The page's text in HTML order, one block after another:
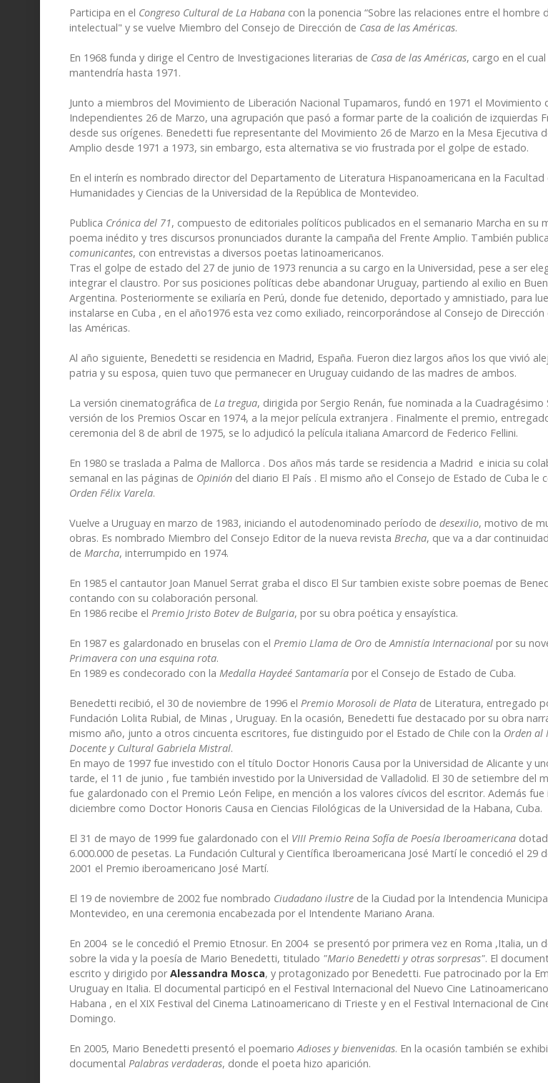
Participa en el Congreso Cultural de La Habana con la ponencia “Sobre las relaciones entre el hombre
intelectual" y se vuelve Miembro del Consejo de Dirección de Casa de las Américas.
En 1968 funda y dirige el Centro de Investigaciones literarias de Casa de las Américas, cargo en el cual
mantendría hasta 1971.
Junto a miembros del Movimiento de Liberación Nacional Tupamaros, fundó en 1971 el Movimiento
Independientes 26 de Marzo, una agrupación que pasó a formar parte de la coalición de izquierdas
desde sus orígenes. Benedetti fue representante del Movimiento 26 de Marzo en la Mesa Ejecutiva
Amplio desde 1971 a 1973, sin embargo, esta alternativa se vio frustrada por el golpe de estado.
En el interín es nombrado director del Departamento de Literatura Hispanoamericana en la Facultad
Humanidades y Ciencias de la Universidad de la República de Montevideo.
Publica Crónica del 71, compuesto de editoriales políticos publicados en el semanario Marcha en su
poema inédito y tres discursos pronunciados durante la campaña del Frente Amplio. También publica
comunicantes, con entrevistas a diversos poetas latinoamericanos.
Tras el golpe de estado del 27 de junio de 1973 renuncia a su cargo en la Universidad, pese a ser
integrar el claustro. Por sus posiciones políticas debe abandonar Uruguay, partiendo al exilio en
Argentina. Posteriormente se exiliaría en Perú, donde fue detenido, deportado y amnistiado, para
instalarse en Cuba , en el año1976 esta vez como exiliado, reincorporándose al Consejo de Dirección
las Américas.
Al año siguiente, Benedetti se residencia en Madrid, España. Fueron diez largos años los que vivió
patria y su esposa, quien tuvo que permanecer en Uruguay cuidando de las madres de ambos.
La versión cinematográfica de La tregua, dirigida por Sergio Renán, fue nominada a la Cuadragésimo
versión de los Premios Oscar en 1974, a la mejor película extranjera . Finalmente el premio,
ceremonia del 8 de abril de 1975, se lo adjudicó la película italiana Amarcord de Federico Fellini.
En 1980 se traslada a Palma de Mallorca . Dos años más tarde se residencia a Madrid e inicia su
semanal en las páginas de Opinión del diario El País . El mismo año el Consejo de Estado de Cuba le
Orden Félix Varela.
Vuelve a Uruguay en marzo de 1983, iniciando el autodenominado período de desexilio, motivo de
obras. Es nombrado Miembro del Consejo Editor de la nueva revista Brecha, que va a dar
de Marcha, interrumpido en 1974.
En 1985 el cantautor Joan Manuel Serrat graba el disco El Sur tambien existe sobre poemas de
contando con su colaboración personal.
En 1986 recibe el Premio Jristo Botev de Bulgaria, por su obra poética y ensayística.
En 1987 es galardonado en bruselas con el Premio Llama de Oro de Amnistía Internacional por su
Primavera con una esquina rota.
En 1989 es condecorado con la Medalla Haydeé Santamaría por el Consejo de Estado de Cuba.
Benedetti recibió, el 30 de noviembre de 1996 el Premio Morosoli de Plata de Literatura, entregado
Fundación Lolita Rubial, de Minas , Uruguay. En la ocasión, Benedetti fue destacado por su obra
mismo año, junto a otros cincuenta escritores, fue distinguido por el Estado de Chile con la Orden al
Docente y Cultural Gabriela Mistral.
En mayo de 1997 fue investido con el título Doctor Honoris Causa por la Universidad de Alicante y
tarde, el 11 de junio , fue también investido por la Universidad de Valladolid. El 30 de setiembre del
fue galardonado con el Premio León Felipe, en mención a los valores cívicos del escritor. Además
diciembre como Doctor Honoris Causa en Ciencias Filológicas de la Universidad de la Habana, Cuba.
El 31 de mayo de 1999 fue galardonado con el VIII Premio Reina Sofía de Poesía Iberoamericana
6.000.000 de pesetas. La Fundación Cultural y Científica Iberoamericana José Martí le concedió el 29
2001 el Premio iberoamericano José Martí.
El 19 de noviembre de 2002 fue nombrado Ciudadano ilustre de la Ciudad por la Intendencia
Montevideo, en una ceremonia encabezada por el Intendente Mariano Arana.
En 2004 se le concedió el Premio Etnosur. En 2004 se presentó por primera vez en Roma ,Italia, un
sobre la vida y la poesía de Mario Benedetti, titulado "Mario Benedetti y otras sorpresas". El
escrito y dirigido porAlessandra Mosca, y protagonizado por Benedetti. Fue patrocinado por la
Uruguay en Italia. El documental participó en el Festival Internacional del Nuevo Cine
Habana , en el XIX Festival del Cinema Latinoamericano di Trieste y en el Festival Internacional de
Domingo.
En 2005, Mario Benedetti presentó el poemario Adioses y bienvenidas. En la ocasión también se
documental Palabras verdaderas, donde el poeta hizo aparición.